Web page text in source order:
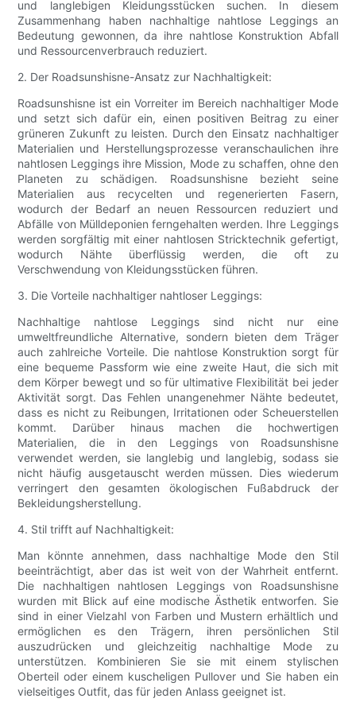
und langlebigen Kleidungsstücken suchen. In diesem
Zusammenhang haben nachhaltige nahtlose Leggings an
Bedeutung gewonnen, da ihre nahtlose Konstruktion Abfall
und Ressourcenverbrauch reduziert.
2. Der Roadsunshisne-Ansatz zur Nachhaltigkeit:
Roadsunshisne ist ein Vorreiter im Bereich nachhaltiger Mode
und setzt sich dafür ein, einen positiven Beitrag zu einer
grüneren Zukunft zu leisten. Durch den Einsatz nachhaltiger
Materialien und Herstellungsprozesse veranschaulichen ihre
nahtlosen Leggings ihre Mission, Mode zu schaffen, ohne den
Planeten zu schädigen. Roadsunshisne bezieht seine
Materialien aus recycelten und regenerierten Fasern,
wodurch der Bedarf an neuen Ressourcen reduziert und
Abfälle von Mülldeponien ferngehalten werden. Ihre Leggings
werden sorgfältig mit einer nahtlosen Stricktechnik gefertigt,
wodurch Nähte überflüssig werden, die oft zu
Verschwendung von Kleidungsstücken führen.
3. Die Vorteile nachhaltiger nahtloser Leggings:
Nachhaltige nahtlose Leggings sind nicht nur eine
umweltfreundliche Alternative, sondern bieten dem Träger
auch zahlreiche Vorteile. Die nahtlose Konstruktion sorgt für
eine bequeme Passform wie eine zweite Haut, die sich mit
dem Körper bewegt und so für ultimative Flexibilität bei jeder
Aktivität sorgt. Das Fehlen unangenehmer Nähte bedeutet,
dass es nicht zu Reibungen, Irritationen oder Scheuerstellen
kommt. Darüber hinaus machen die hochwertigen
Materialien, die in den Leggings von Roadsunshisne
verwendet werden, sie langlebig und langlebig, sodass sie
nicht häufig ausgetauscht werden müssen. Dies wiederum
verringert den gesamten ökologischen Fußabdruck der
Bekleidungsherstellung.
4. Stil trifft auf Nachhaltigkeit:
Man könnte annehmen, dass nachhaltige Mode den Stil
beeinträchtigt, aber das ist weit von der Wahrheit entfernt.
Die nachhaltigen nahtlosen Leggings von Roadsunshisne
wurden mit Blick auf eine modische Ästhetik entworfen. Sie
sind in einer Vielzahl von Farben und Mustern erhältlich und
ermöglichen es den Trägern, ihren persönlichen Stil
auszudrücken und gleichzeitig nachhaltige Mode zu
unterstützen. Kombinieren Sie sie mit einem stylischen
Oberteil oder einem kuscheligen Pullover und Sie haben ein
vielseitiges Outfit, das für jeden Anlass geeignet ist.